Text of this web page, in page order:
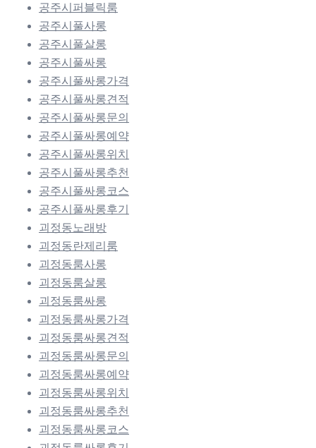
공주시퍼블릭룸
공주시풀사롱
공주시풀살롱
공주시풀싸롱
공주시풀싸롱가격
공주시풀싸롱견적
공주시풀싸롱문의
공주시풀싸롱예약
공주시풀싸롱위치
공주시풀싸롱추천
공주시풀싸롱코스
공주시풀싸롱후기
괴정동노래방
괴정동란제리룸
괴정동룸사롱
괴정동룸살롱
괴정동룸싸롱
괴정동룸싸롱가격
괴정동룸싸롱견적
괴정동룸싸롱문의
괴정동룸싸롱예약
괴정동룸싸롱위치
괴정동룸싸롱추천
괴정동룸싸롱코스